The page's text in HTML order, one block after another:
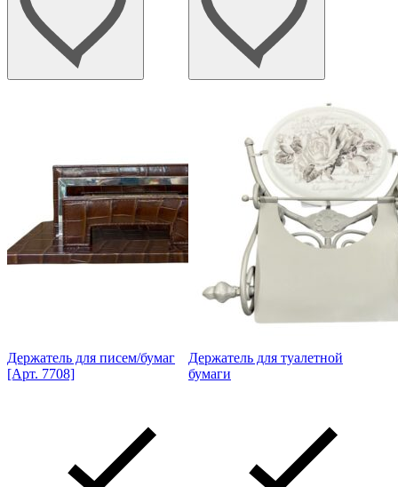
Держатель для писем/бумаг
[Арт. 7708]
Держатель для туалетной
бумаги